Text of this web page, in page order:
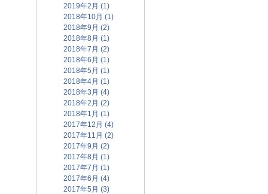
2019年2月 (1)
2018年10月 (1)
2018年9月 (2)
2018年8月 (1)
2018年7月 (2)
2018年6月 (1)
2018年5月 (1)
2018年4月 (1)
2018年3月 (4)
2018年2月 (2)
2018年1月 (1)
2017年12月 (4)
2017年11月 (2)
2017年9月 (2)
2017年8月 (1)
2017年7月 (1)
2017年6月 (4)
2017年5月 (3)